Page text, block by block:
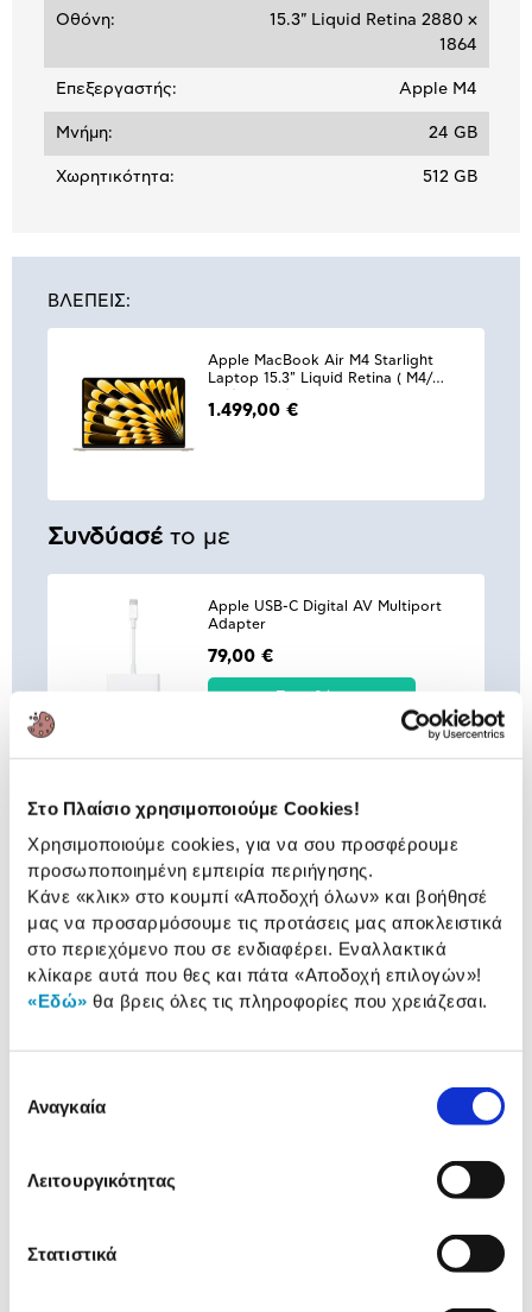
Στο Πλαίσιο χρησιμοποιούμε Cookies!
Χρησιμοποιούμε cookies, για να σου προσφέρουμε
προσωποποιημένη εμπειρία περιήγησης.
Κάνε «κλικ» στο κουμπί «Αποδοχή όλων» και βοήθησέ
μας να προσαρμόσουμε τις προτάσεις μας αποκλειστικά
στο περιεχόμενο που σε ενδιαφέρει. Εναλλακτικά
κλίκαρε αυτά που θες και πάτα «Αποδοχή επιλογών»!
«Εδώ» θα βρεις όλες τις πληροφορίες που χρειάζεσαι.
συγκατάθεσης
Αναγκαία
Λειτουργικότητας
Στατιστικά
Οθόνη:
15.3" Liquid Retina 2880 x
1864
Επεξεργαστής: Apple M4
Μνήμη: 24 GB
Χωρητικότητα: 512 GB
ΒΛΕΠΕΙΣ:
Apple MacBook Air M4 Starlight
Laptop 15.3" Liquid Retina ( M4/24
GPU/macOS)
1.499,00 €
Συνδύασέ το με
Apple USB-C Digital AV Multiport
Adapter
79,00 €
Προσθήκη
Προσθήκη
Apple USB-C to USB Adapter
25,00 €
Αναλυτική
Αναλυτική παρουσίαση
Προδιαγραφές